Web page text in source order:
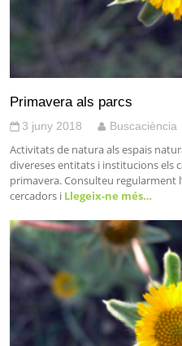
Primavera als parcs
3 juny 2018 Buscaciència
Activitats de natura als espais
divereses entitats i institucions els
primavera. Consulteu regularment
cercadors i Llegeix-ne més…